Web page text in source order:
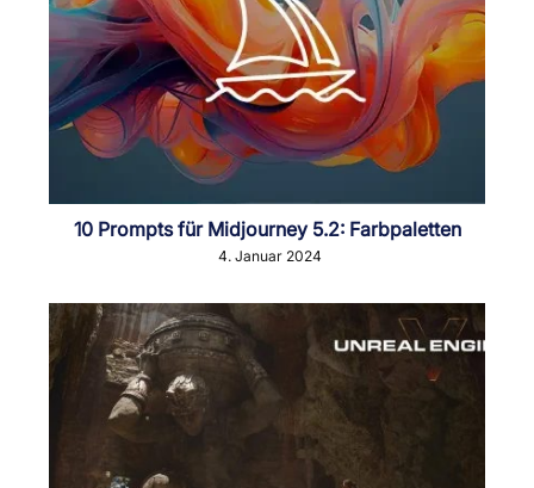
10 Prompts für Midjourney 5.2: Farbpaletten
4. Januar 2024